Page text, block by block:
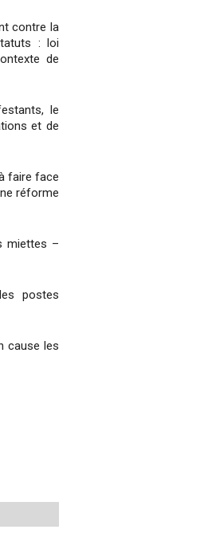
contre la
: loi
de
le
et de
faire face
réforme
miettes –
postes
cause les